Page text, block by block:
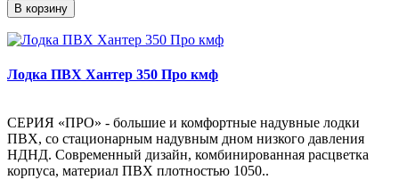
В корзину
Лодка ПВХ Хантер 350 Про кмф
СЕРИЯ «ПРО» - большие и комфортные надувные лодки
ПВХ, со стационарным надувным дном низкого давления
НДНД. Современный дизайн, комбинированная расцветка
корпуса, материал ПВХ плотностью 1050..